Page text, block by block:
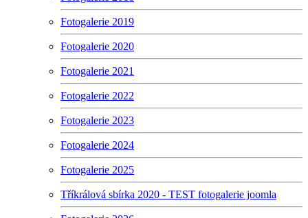
Fotogalerie 2019
Fotogalerie 2020
Fotogalerie 2021
Fotogalerie 2022
Fotogalerie 2023
Fotogalerie 2024
Fotogalerie 2025
Tříkrálová sbírka 2020 - TEST fotogalerie joomla